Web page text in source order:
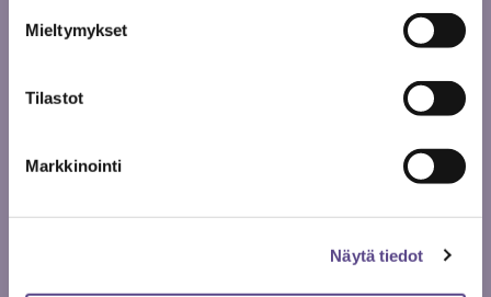
Mieltymykset
Tilastot
Markkinointi
Näytä tiedot
suurin ryhmä Suomen valtuustoissa olisi kulttuuriala
LUE LISÄÄ